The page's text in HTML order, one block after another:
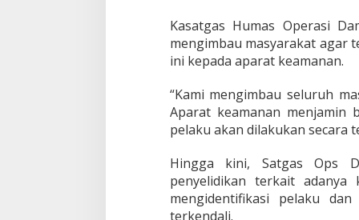
Kasatgas Humas Operasi
mengimbau masyarakat agar
ini kepada aparat keamanan.
“Kami mengimbau seluruh
Aparat keamanan menjamin
pelaku akan dilakukan secara
Hingga kini, Satgas Ops
penyelidikan terkait
mengidentifikasi pelaku
terkendali.